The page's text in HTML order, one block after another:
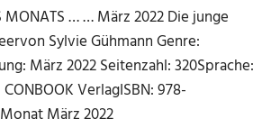
MONATS … … März 2022 Die junge
Sylvie Gühmann Genre:
März 2022 Seitenzahl: 320Sprache:
VerlagISBN: ‎978-
März 2022